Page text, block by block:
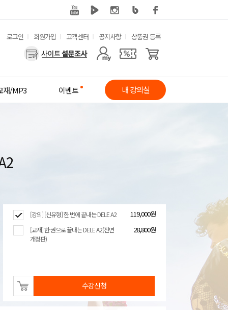
유
메
뉴
로그인 회원가입 고객센터 공지사항 상품권 등록
사
메
재/MP3 이벤트 내 강의실
[강의] [신유형] 한 번에 끝내는 DELE A2 119,000원
[교재] 한 권으로 끝내는 DELE A2(전면
개정판)
28,800원
수강신청